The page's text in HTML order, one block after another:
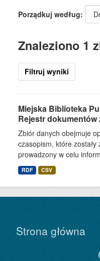
Porządkuj według
Znaleziono 1
Filtruj wyniki
Miejska Biblioteka
Rejestr dokumentów
Zbiór danych obejmuje
czasopism, które
prowadzony w celu
RDF CSV
Strona główna